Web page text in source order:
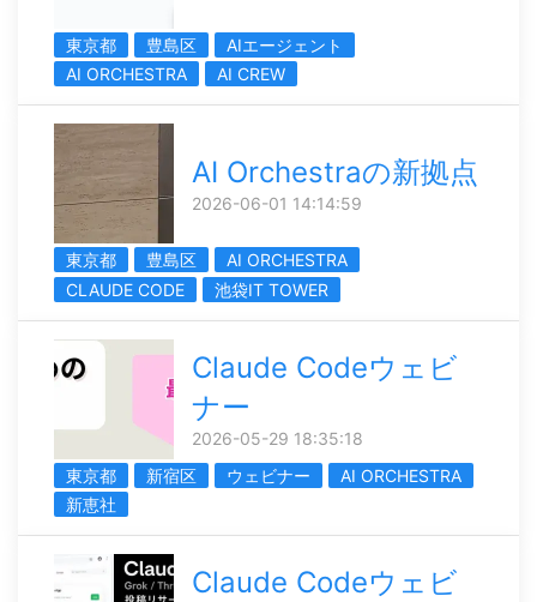
東京都 豊島区
AIエージェント
AI ORCHESTRA
AI CREW
AI Orchestraの新拠点
2026-06-01 14:14:59
東京都 豊島区
AI ORCHESTRA
CLAUDE CODE
池袋IT TOWER
Claude Codeウェビ
ナー
2026-05-29 18:35:18
東京都
新宿区 ウェビナー
AI ORCHESTRA
新恵社
Claude Codeウェビ